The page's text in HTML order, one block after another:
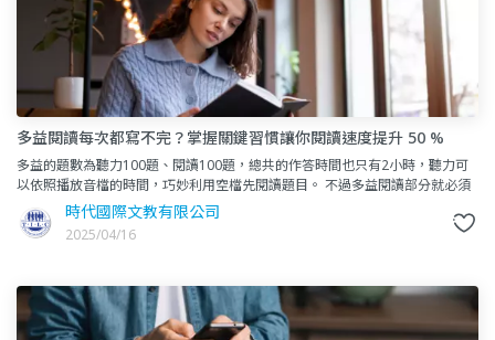
多益閱讀每次都寫不完？掌握關鍵習慣讓你閱讀速度提升 50 %
多益的題數為聽力100題、閱讀100題，總共的作答時間也只有2小時，聽力可
以依照播放音檔的時間，巧妙利用空檔先閱讀題目。 不過多益閱讀部分就必須
自己分配時間在各個大題，從句子填空30題、段落
時代國際文教有限公司
2025/04/16